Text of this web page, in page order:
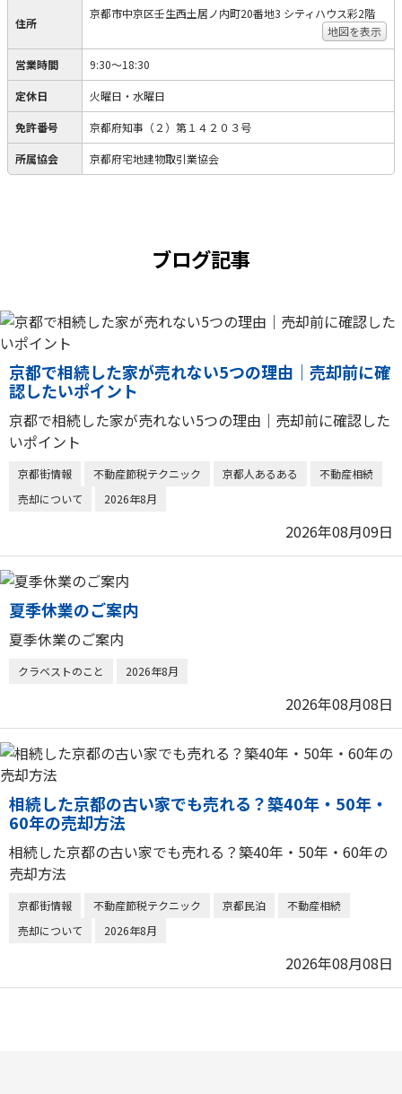
住所
京都市中京区壬生西土居ノ内町20番地3 シティハウス彩2階
地図を表示
営業時間 9:30〜18:30
定休日 火曜日・水曜日
免許番号 京都府知事（２）第１４２０３号
所属協会 京都府宅地建物取引業協会
ブログ記事
京都で相続した家が売れない5つの理由｜売却前に確
認したいポイント
京都で相続した家が売れない5つの理由｜売却前に確認した
いポイント
京都街情報 不動産節税テクニック 京都人あるある
不動産相続
売却について
2026年8月
2026年08月09日
夏季休業のご案内
夏季休業のご案内
クラベストのこと 2026年8月
2026年08月08日
相続した京都の古い家でも売れる？築40年・50年・
60年の売却方法
相続した京都の古い家でも売れる？築40年・50年・60年の
売却方法
京都街情報 不動産節税テクニック 京都民泊
不動産相続
売却について
2026年8月
2026年08月08日